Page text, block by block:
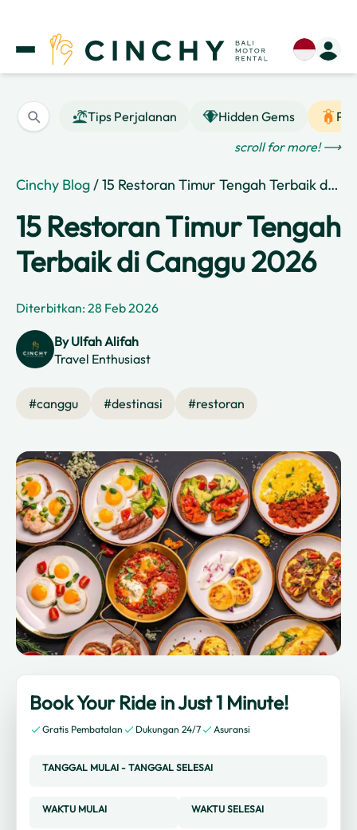
Tips Perjalanan Hidden Gems
scroll for more! ⟶
Cinchy Blog/ 15 Restoran Timur Tengah Terbaik di Canggu 2026
15 Restoran Timur Tengah
Terbaik di Canggu 2026
Diterbitkan: 28 Feb 2026
ByUlfah Alifah
Travel Enthusiast
#canggu #destinasi #restoran
Book Your Ride in Just 1 Minute!
Gratis Pembatalan Dukungan 24/7 Asuransi
TANGGAL MULAI - TANGGAL SELESAI
WAKTU MULAI WAKTU SELESAI